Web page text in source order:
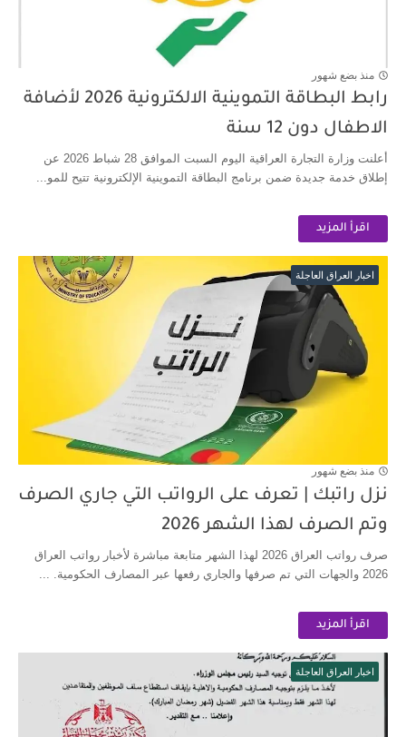
منذ بضع شهور
رابط البطاقة التموينية الالكترونية 2026 لأضافة
الاطفال دون 12 سنة
أعلنت وزارة التجارة العراقية اليوم السبت الموافق 28 شباط 2026 عن
إطلاق خدمة جديدة ضمن برنامج البطاقة التموينية الإلكترونية تتيح للمو...
اقرأ المزيد
اخبار العراق العاجلة
منذ بضع شهور
نزل راتبك | تعرف على الرواتب التي جاري الصرف
وتم الصرف لهذا الشهر 2026
صرف رواتب العراق 2026 لهذا الشهر متابعة مباشرة لأخبار رواتب العراق
2026 والجهات التي تم صرفها والجاري رفعها عبر المصارف الحكومية. ...
اقرأ المزيد
اخبار العراق العاجلة